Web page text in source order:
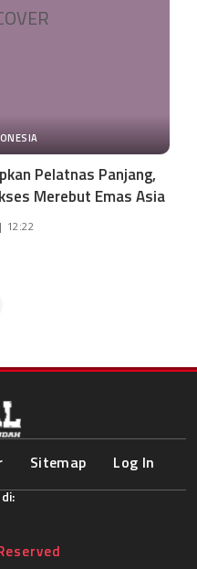
Pelatnas Panjang,
Merebut Emas Asia
12:22
Sitemap Log In